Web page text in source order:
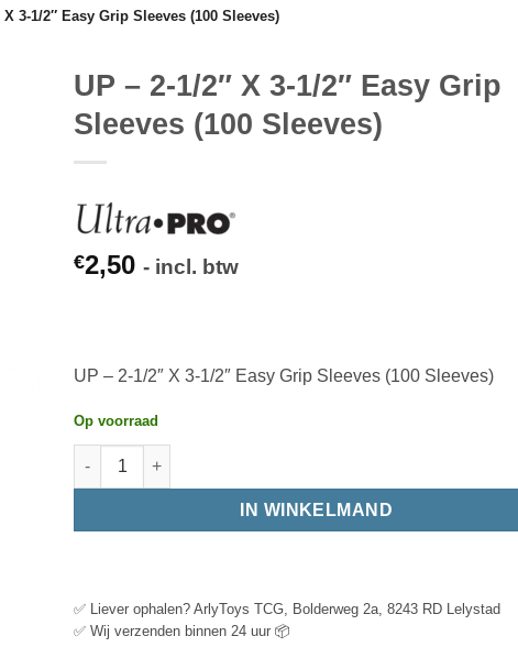
X 3-1/2″ Easy Grip Sleeves (100 Sleeves)
UP – 2-1/2″ X 3-1/2″ Easy Grip
Sleeves (100 Sleeves)
€2,50 - incl. btw
UP – 2-1/2″ X 3-1/2″ Easy Grip Sleeves (100 Sleeves)
Op voorraad
IN WINKELMAND
✅ Liever ophalen? ArlyToys TCG, Bolderweg 2a, 8243 RD Lelystad
✅ Wij verzenden binnen 24 uur 📦